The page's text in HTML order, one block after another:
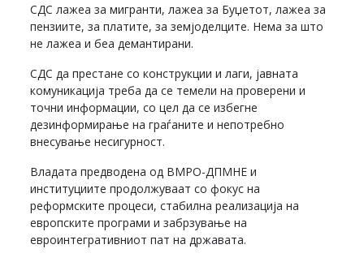
СДС лажеа за мигранти, лажеа за Буџетот, лажеа за
пензиите, за платите, за земјоделците. Нема за што
не лажеа и беа демантирани.
СДС да престане со конструкции и лаги, јавната
комуникација треба да се темели на проверени и
точни информации, со цел да се избегне
дезинформирање на граѓаните и непотребно
внесување несигурност.
Владата предводена од ВМРО-ДПМНЕ и
институциите продолжуваат со фокус на
реформските процеси, стабилна реализација на
европските програми и забрзување на
евроинтегративниот пат на државата.